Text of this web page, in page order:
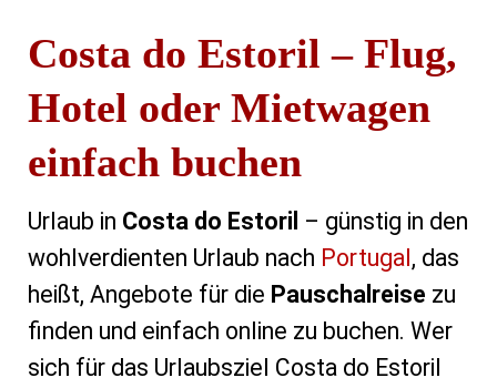
Costa do Estoril – Flug,
Hotel oder Mietwagen
einfach buchen
Urlaub in Costa do Estoril – günstig in den
wohlverdienten Urlaub nach Portugal, das
heißt, Angebote für die Pauschalreise zu
finden und einfach online zu buchen. Wer
sich für das Urlaubsziel Costa do Estoril